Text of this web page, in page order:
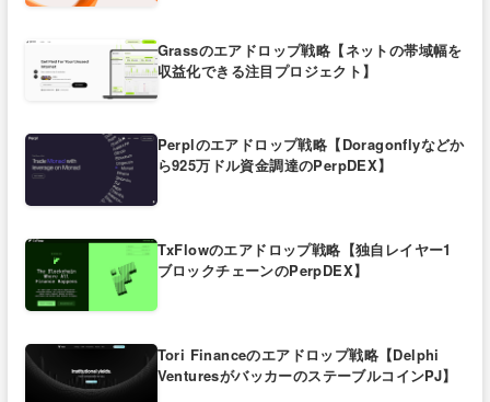
Grassのエアドロップ戦略【ネットの帯域幅を
収益化できる注目プロジェクト】
Perplのエアドロップ戦略【Doragonflyなどか
ら925万ドル資金調達のPerpDEX】
TxFlowのエアドロップ戦略【独自レイヤー1
ブロックチェーンのPerpDEX】
Tori Financeのエアドロップ戦略【Delphi
VenturesがバッカーのステーブルコインPJ】